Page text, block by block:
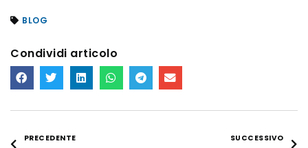
BLOG
Condividi articolo
PRECEDENTE SUCCESSIVO